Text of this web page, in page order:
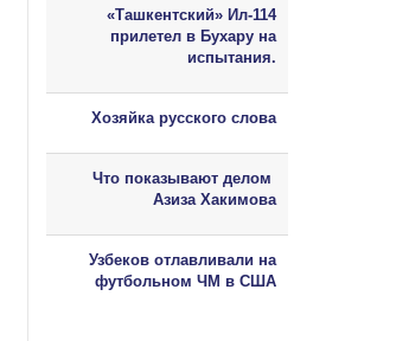
«Ташкентский» Ил-114
прилетел в Бухару на
испытания.
Хозяйка русского слова
Что показывают делом
Азиза Хакимова
Узбеков отлавливали на
футбольном ЧМ в США